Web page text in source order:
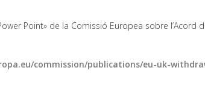
Point» de la Comissió Europea sobre l’Acord
commission/publications/eu-uk-